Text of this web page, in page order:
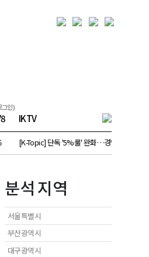
인)
IKTV
Topic] 단독 '5%룰' 완화…경영권 방어 힘들어진
분석 지역
서울특별시
부산광역시
대구광역시